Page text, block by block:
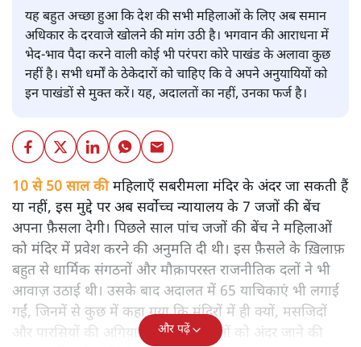
यह बहुत अच्छा हुआ कि देश की सभी महिलाओं के लिए अब समान
अधिकार के दरवाजे खोलने की मांग उठी है। भगवान की आराधना में
भेद-भाव पैदा करने वाली कोई भी परंपरा कोरे पाखंड के अलावा कुछ
नहीं है। सभी धर्मों के ठेकेदारों को चाहिए कि वे अपने अनुयायियों को
इन पाखंडों से मुक्त करें। यह, अदालतों का नहीं, उनका फर्ज है।
10 से 50 साल कीमहिलाएँ सबरीमला मंदिर के अंदर जा सकती हैं
या नहीं, इस मुद्दे पर अब सर्वोच्च न्यायालय के 7 जजों की बेंच
अपना फ़ैसला देगी। पिछले साल पांच जजों की बेंच ने महिलाओं
को मंदिर में प्रवेश करने की अनुमति दी थी। इस फ़ैसले के ख़िलाफ़
बहुत से धार्मिक संगठनों और मौक़ापरस्त राजनीतिक दलों ने भी
आवाज़ उठाई थी। उसके बाद अदालत में 65 याचिकाएं भी लगाई
गईं, जिनमें से कुछ में कहा गया कि मंदिरों में ही क्यों, मसजिदों
और पारसियों की अगियारी में भी महिलाओं को अंदर जाने की
और पढ़ें